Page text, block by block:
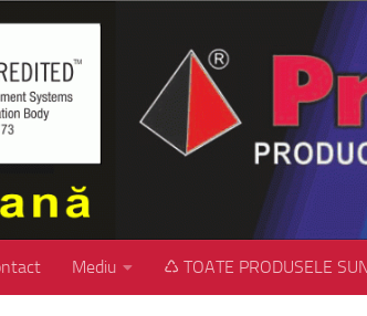
Mediu ♺ TOATE PRODUSELE